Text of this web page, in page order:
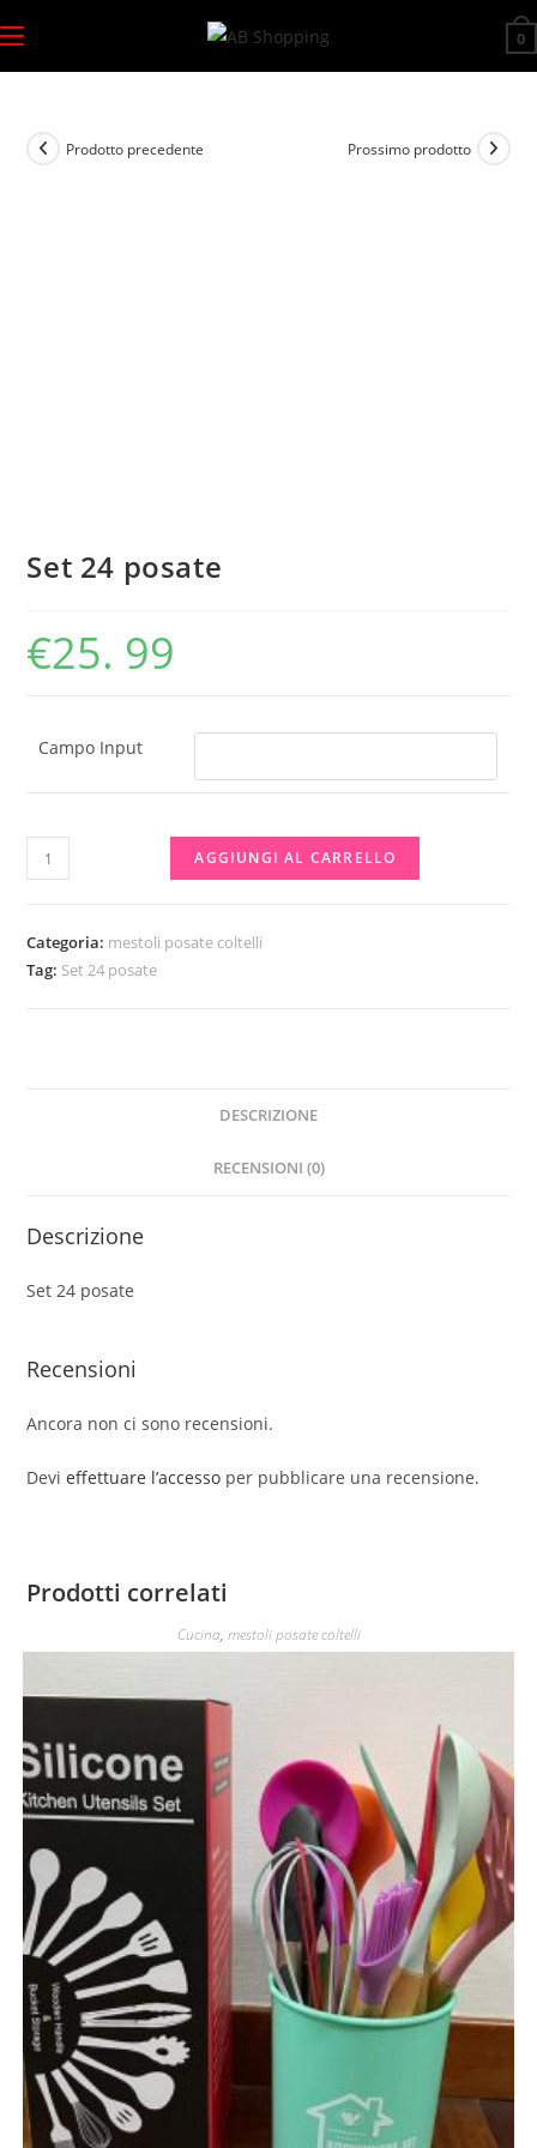
al
contenuto
0
Prodotto precedente Prossimo prodotto
Set 24 posate
€25. 99
Campo Input
Set
24
quantità
AGGIUNGI AL CARRELLO
Categoria: mestoli posate coltelli
Tag: Set 24 posate
DESCRIZIONE
RECENSIONI (0)
Descrizione
Set 24 posate
Recensioni
Ancora non ci sono recensioni.
Devieffettuare l’accesso per pubblicare una recensione.
Prodotti correlati
Cucina, mestoli posate coltelli